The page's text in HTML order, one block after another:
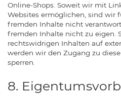
Online-Shops. Soweit wir mit
Websites ermöglichen, sind wir
fremden Inhalte nicht
fremden Inhalte nicht zu eigen.
rechtswidrigen Inhalten auf
werden wir den Zugang zu
sperren.
8.